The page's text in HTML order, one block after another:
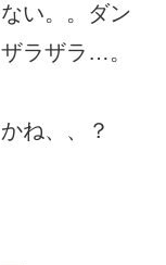
い。。ダン
ラザラ…。
ね、、？